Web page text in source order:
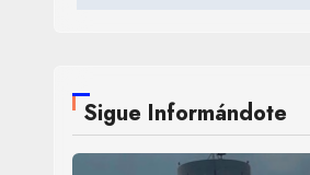
Sigue Informándote